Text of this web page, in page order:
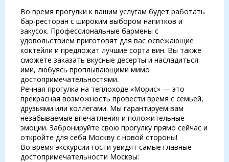
Во время прогулки к вашим услугам будет работать
бар-ресторан с широким выбором напитков и
закусок. Профессиональные бармены с
удовольствием приготовят для вас освежающие
коктейли и предложат лучшие сорта вин. Вы также
сможете заказать вкусные десерты и насладиться
ими, любуясь проплывающими мимо
достопримечательностями.
Речная прогулка на теплоходе «Морис» — это
прекрасная возможность провести время с семьей,
друзьями или коллегами. Мы гарантируем вам
незабываемые впечатления и положительные
эмоции. Забронируйте свою прогулку прямо сейчас и
откройте для себя Москву с новой стороны!
Во время экскурсии гости увидят самые главные
достопримечательности Москвы: